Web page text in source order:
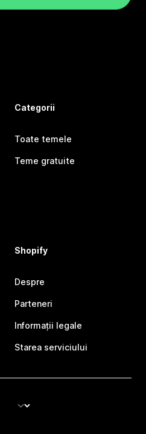
Categorii
Toate temele
Teme gratuite
Shopify
Despre
Parteneri
Informații legale
Starea serviciului